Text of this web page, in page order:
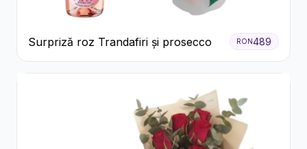
Surpriză roz Trandafiri și prosecco RON489